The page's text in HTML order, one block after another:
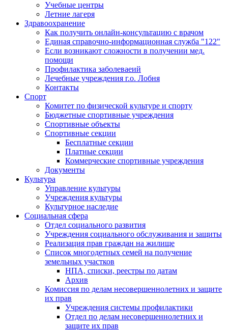
Учебные центры
Летние лагеря
Здравоохранение
Как получить онлайн-консультацию с врачом
Единая справочно-информационная служба "122"
Если возникают сложности в получении мед.
помощи
Профилактика заболеваеий
Лечебные учреждения г.о. Лобня
Контакты
Спорт
Комитет по физической культуре и спорту
Бюджетные спортивные учреждения
Спортивные объекты
Спортивные секции
Бесплатные секции
Платные секции
Коммерческие спортивные учреждения
Документы
Культура
Управление культуры
Учреждения культуры
Культурное наследие
Социальная сфера
Отдел социального развития
Учреждения социального обслуживания и защиты
Реализация прав граждан на жилище
Список многодетных семей на получение
земельных участков
НПА, списки, реестры по датам
Архив
Комиссия по делам несовершеннолетних и защите
их прав
Учреждения системы профилактики
Отдел по делам несовершеннолетних и
защите их прав